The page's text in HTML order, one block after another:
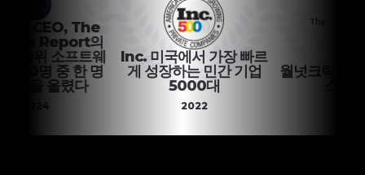
CEO, The
Report의
위 소프트웨
명 중 한 명
을 올렸다
Inc. 미국에서 가장 빠르
게 성장하는 민간 기업
5000대
2022
월넛크릭의 최고